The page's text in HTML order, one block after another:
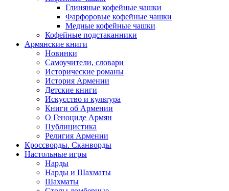
Глиняные кофейные чашки
Фарфоровые кофейные чашки
Медные кофейные чашки
Кофейные подстаканники
Армянские книги
Новинки
Самоучители, словари
Исторические романы
История Армении
Детские книги
Иcкусство и культура
Книги об Армении
О Геноциде Армян
Публицистика
Религия Армении
Кроссворды. Сканворды
Настольные игры
Нарды
Нарды и Шахматы
Шахматы